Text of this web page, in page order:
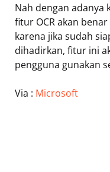
Nah dengan adanya
fitur OCR akan
karena jika sudah
dihadirkan, fitur ini
pengguna gunakan
Via : Microsoft